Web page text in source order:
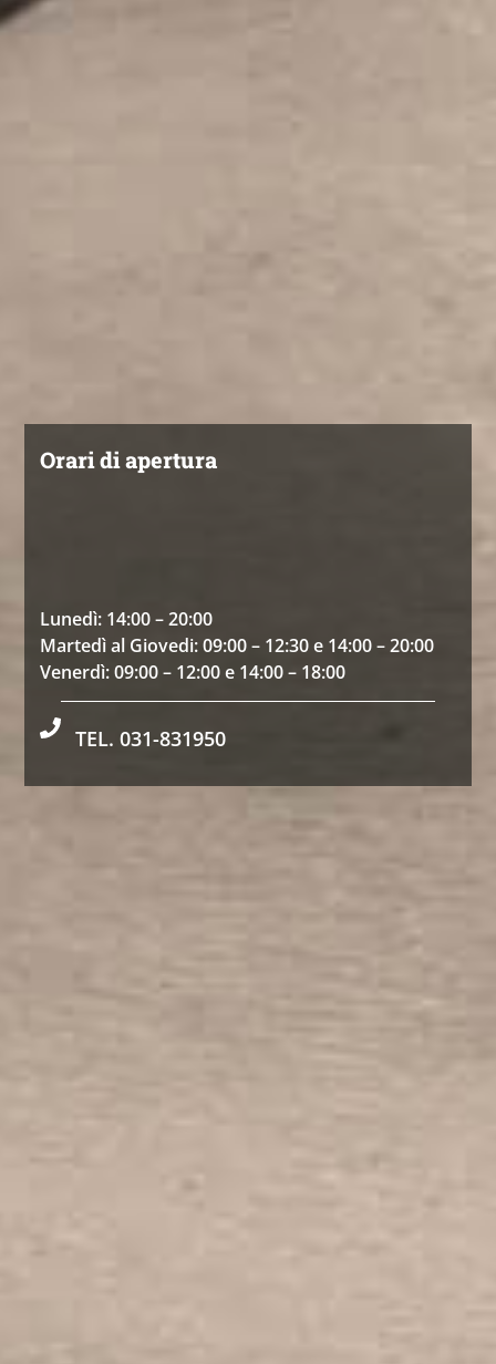
Orari di apertura
Lunedì: 14:00 – 20:00
Martedì al Giovedi: 09:00 – 12:30 e 14:00 – 20:00
Venerdì: 09:00 – 12:00 e 14:00 – 18:00
TEL. 031-831950